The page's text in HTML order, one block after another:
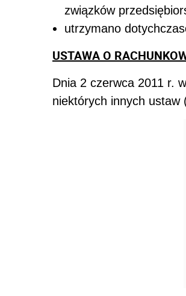
związków
utrzymano
USTAWA O
Dnia 2 czerwca 2011 r.
niektórych innych